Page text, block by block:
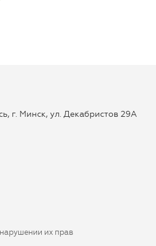
г. Минск, ул. Декабристов 29А
их прав